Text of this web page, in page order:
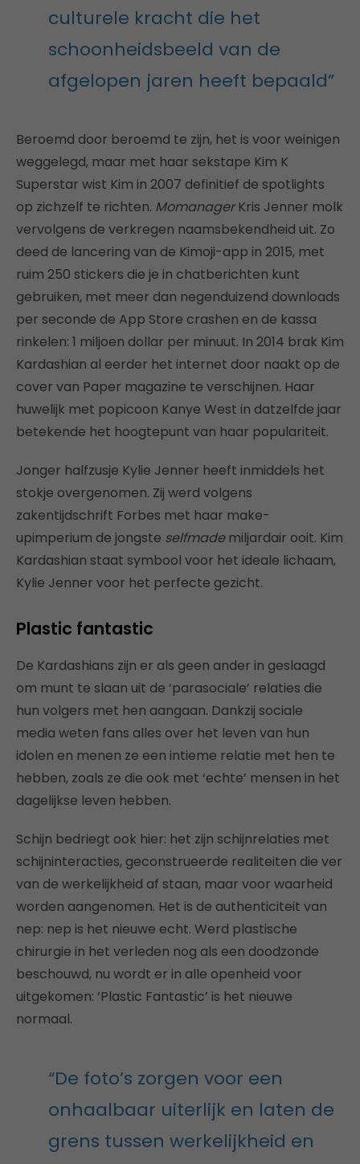
culturele kracht die het
schoonheidsbeeld van de
afgelopen jaren heeft bepaald”
Beroemd door beroemd te zijn, het is voor weinigen
weggelegd, maar met haar sekstape Kim K
Superstar wist Kim in 2007 definitief de spotlights
op zichzelf te richten. MomanagerKris Jenner molk
vervolgens de verkregen naamsbekendheid uit. Zo
deed de lancering van de Kimoji-app in 2015, met
ruim 250 stickers die je in chatberichten kunt
gebruiken, met meer dan negenduizend downloads
per seconde de App Store crashen en de kassa
rinkelen: 1 miljoen dollar per minuut. In 2014 brak Kim
Kardashian al eerder het internet door naakt op de
cover van Paper magazine te verschijnen. Haar
huwelijk met popicoon Kanye West in datzelfde jaar
betekende het hoogtepunt van haar populariteit.
Jonger halfzusje Kylie Jenner heeft inmiddels het
stokje overgenomen. Zij werd volgens
zakentijdschrift Forbes met haar make-
upimperium de jongste selfmademiljardair ooit. Kim
Kardashian staat symbool voor het ideale lichaam,
Kylie Jenner voor het perfecte gezicht.
Plastic fantastic
De Kardashians zijn er als geen ander in geslaagd
om munt te slaan uit de ‘parasociale’ relaties die
hun volgers met hen aangaan. Dankzij sociale
media weten fans alles over het leven van hun
idolen en menen ze een intieme relatie met hen te
hebben, zoals ze die ook met ‘echte’ mensen in het
dagelijkse leven hebben.
Schijn bedriegt ook hier: het zijn schijnrelaties met
schijninteracties, geconstrueerde realiteiten die ver
van de werkelijkheid af staan, maar voor waarheid
worden aangenomen. Het is de authenticiteit van
nep: nep is het nieuwe echt. Werd plastische
chirurgie in het verleden nog als een doodzonde
beschouwd, nu wordt er in alle openheid voor
uitgekomen: ‘Plastic Fantastic’ is het nieuwe
normaal.
“De foto’s zorgen voor een
onhaalbaar uiterlijk en laten de
grens tussen werkelijkheid en